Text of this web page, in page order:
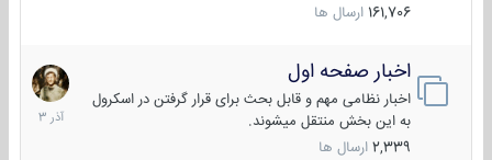
161,706 ارسال ها
اخبار صفحه اول
اخبار نظامی مهم و قابل بحث برای قرار گرفتن در اسکرول
به این بخش منتقل میشوند.
2,339 ارسال ها
7
آذر
1403